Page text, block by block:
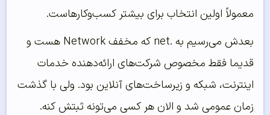
معمولاً اولین انتخاب برای بیشتر کسب‌وکارهاست.
بعدش می‌رسیم به .net که مخفف Network هست و
قدیما فقط مخصوص شرکت‌های ارائه‌دهنده خدمات
اینترنت، شبکه و زیرساخت‌های آنلاین بود. ولی با گذشت
زمان عمومی شد و الان هر کسی می‌تونه ثبتش کنه.